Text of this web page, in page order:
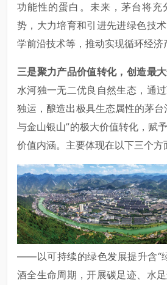
功能性的蛋白。未来，茅台将充
势，大力培育和引进先进绿色技
学前沿技术等，推动实现循环经济
三是聚力产品价值转化，创造最
水河独一无二优良自然生态，通
独运，酿造出极具生态属性的茅台
与金山银山”的极大价值转化，赋
价值内涵。主要体现在以下三个方
——以可持续的绿色发展提升含“
酒全生命周期，开展碳足迹、水